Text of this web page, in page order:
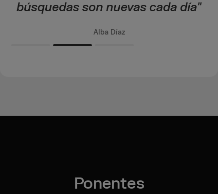
búsquedas son nuevas cada día"
Alba Díaz
Ponentes